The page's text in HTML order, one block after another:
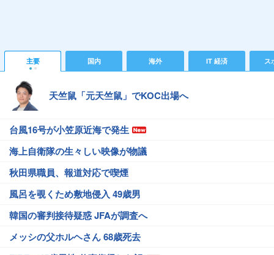
主要 国内 海外 IT 経済 ス
天竺鼠「元天竺鼠」でKOC出場へ
台風16号が小笠原近海で発生
海上自衛隊の生々しい映像が物議
秋田県職員、報道対応で喫煙
風呂を覗くため敷地侵入 49歳男
韓国の審判接待疑惑 JFAが調査へ
メッシの父ホルヘさん 68歳死去